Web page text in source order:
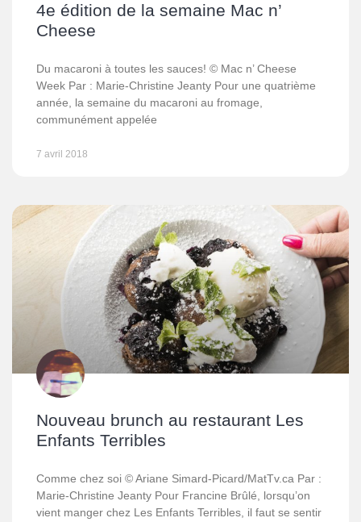
4e édition de la semaine Mac n’
Cheese
Du macaroni à toutes les sauces! © Mac n’ Cheese
Week Par : Marie-Christine Jeanty Pour une quatrième
année, la semaine du macaroni au fromage,
communément appelée
7 avril 2018
Nouveau brunch au restaurant Les
Enfants Terribles
Comme chez soi © Ariane Simard-Picard/MatTv.ca Par :
Marie-Christine Jeanty Pour Francine Brûlé, lorsqu’on
vient manger chez Les Enfants Terribles, il faut se sentir